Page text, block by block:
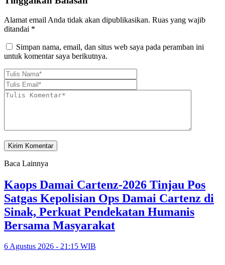
Alamat email Anda tidak akan dipublikasikan. Ruas yang wajib
ditandai *
Simpan nama, email, dan situs web saya pada peramban ini
untuk komentar saya berikutnya.
Baca Lainnya
Kaops Damai Cartenz-2026 Tinjau Pos
Satgas Kepolisian Ops Damai Cartenz di
Sinak, Perkuat Pendekatan Humanis
Bersama Masyarakat
6 Agustus 2026 - 21:15 WIB